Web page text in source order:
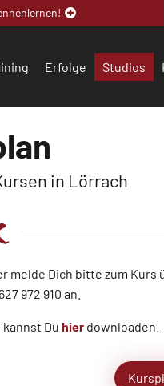
Erfolge Studios
in Lörrach
melde Dich bitte zum Kurs
972 910 an.
Du hier downloaden.